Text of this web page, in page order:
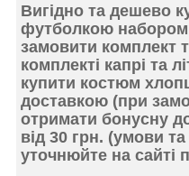
Вигідно та дешево
футболкою набором
замовити комплект
комплекті капрі та
купити костюм
доставкою (при
отримати бонусну
від 30 грн. (умови та
уточнюйте на сайті